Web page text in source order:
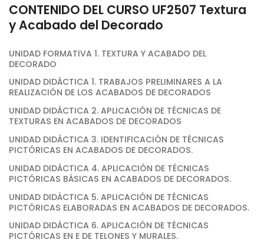
CONTENIDO DEL CURSO UF2507 Textura
y Acabado del Decorado
UNIDAD FORMATIVA 1. TEXTURA Y ACABADO DEL
DECORADO
UNIDAD DIDÁCTICA 1. TRABAJOS PRELIMINARES A LA
REALIZACIÓN DE LOS ACABADOS DE DECORADOS
UNIDAD DIDÁCTICA 2. APLICACIÓN DE TÉCNICAS DE
TEXTURAS EN ACABADOS DE DECORADOS
UNIDAD DIDÁCTICA 3. IDENTIFICACIÓN DE TÉCNICAS
PICTÓRICAS EN ACABADOS DE DECORADOS.
UNIDAD DIDÁCTICA 4. APLICACIÓN DE TÉCNICAS
PICTÓRICAS BÁSICAS EN ACABADOS DE DECORADOS.
UNIDAD DIDÁCTICA 5. APLICACIÓN DE TÉCNICAS
PICTÓRICAS ELABORADAS EN ACABADOS DE DECORADOS.
UNIDAD DIDÁCTICA 6. APLICACIÓN DE TÉCNICAS
PICTÓRICAS EN E DE TELONES Y MURALES.